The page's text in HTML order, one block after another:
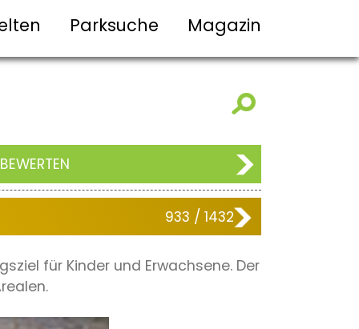
Parksuche Magazin
933 / 1432
für Kinder und Erwachsene. Der